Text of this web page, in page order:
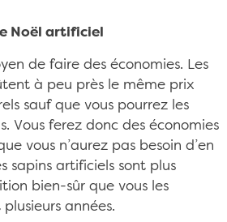
Noël artificiel
de faire des économies. Les
à peu près le même prix
sauf que vous pourrez les
Vous ferez donc des économies
vous n’aurez pas besoin d’en
sapins artificiels sont plus
bien-sûr que vous les
années.